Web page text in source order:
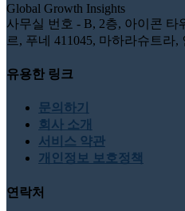
Global Growth Insights
사무실 번호 - B, 2층, 아이콘 타
르, 푸네 411045, 마하라슈트라,
유용한 링크
문의하기
회사 소개
서비스 약관
개인정보 보호정책
연락처